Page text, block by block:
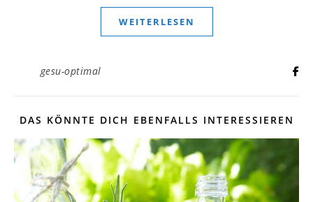
WEITERLESEN
gesu-optimal
DAS KÖNNTE DICH EBENFALLS INTERESSIEREN